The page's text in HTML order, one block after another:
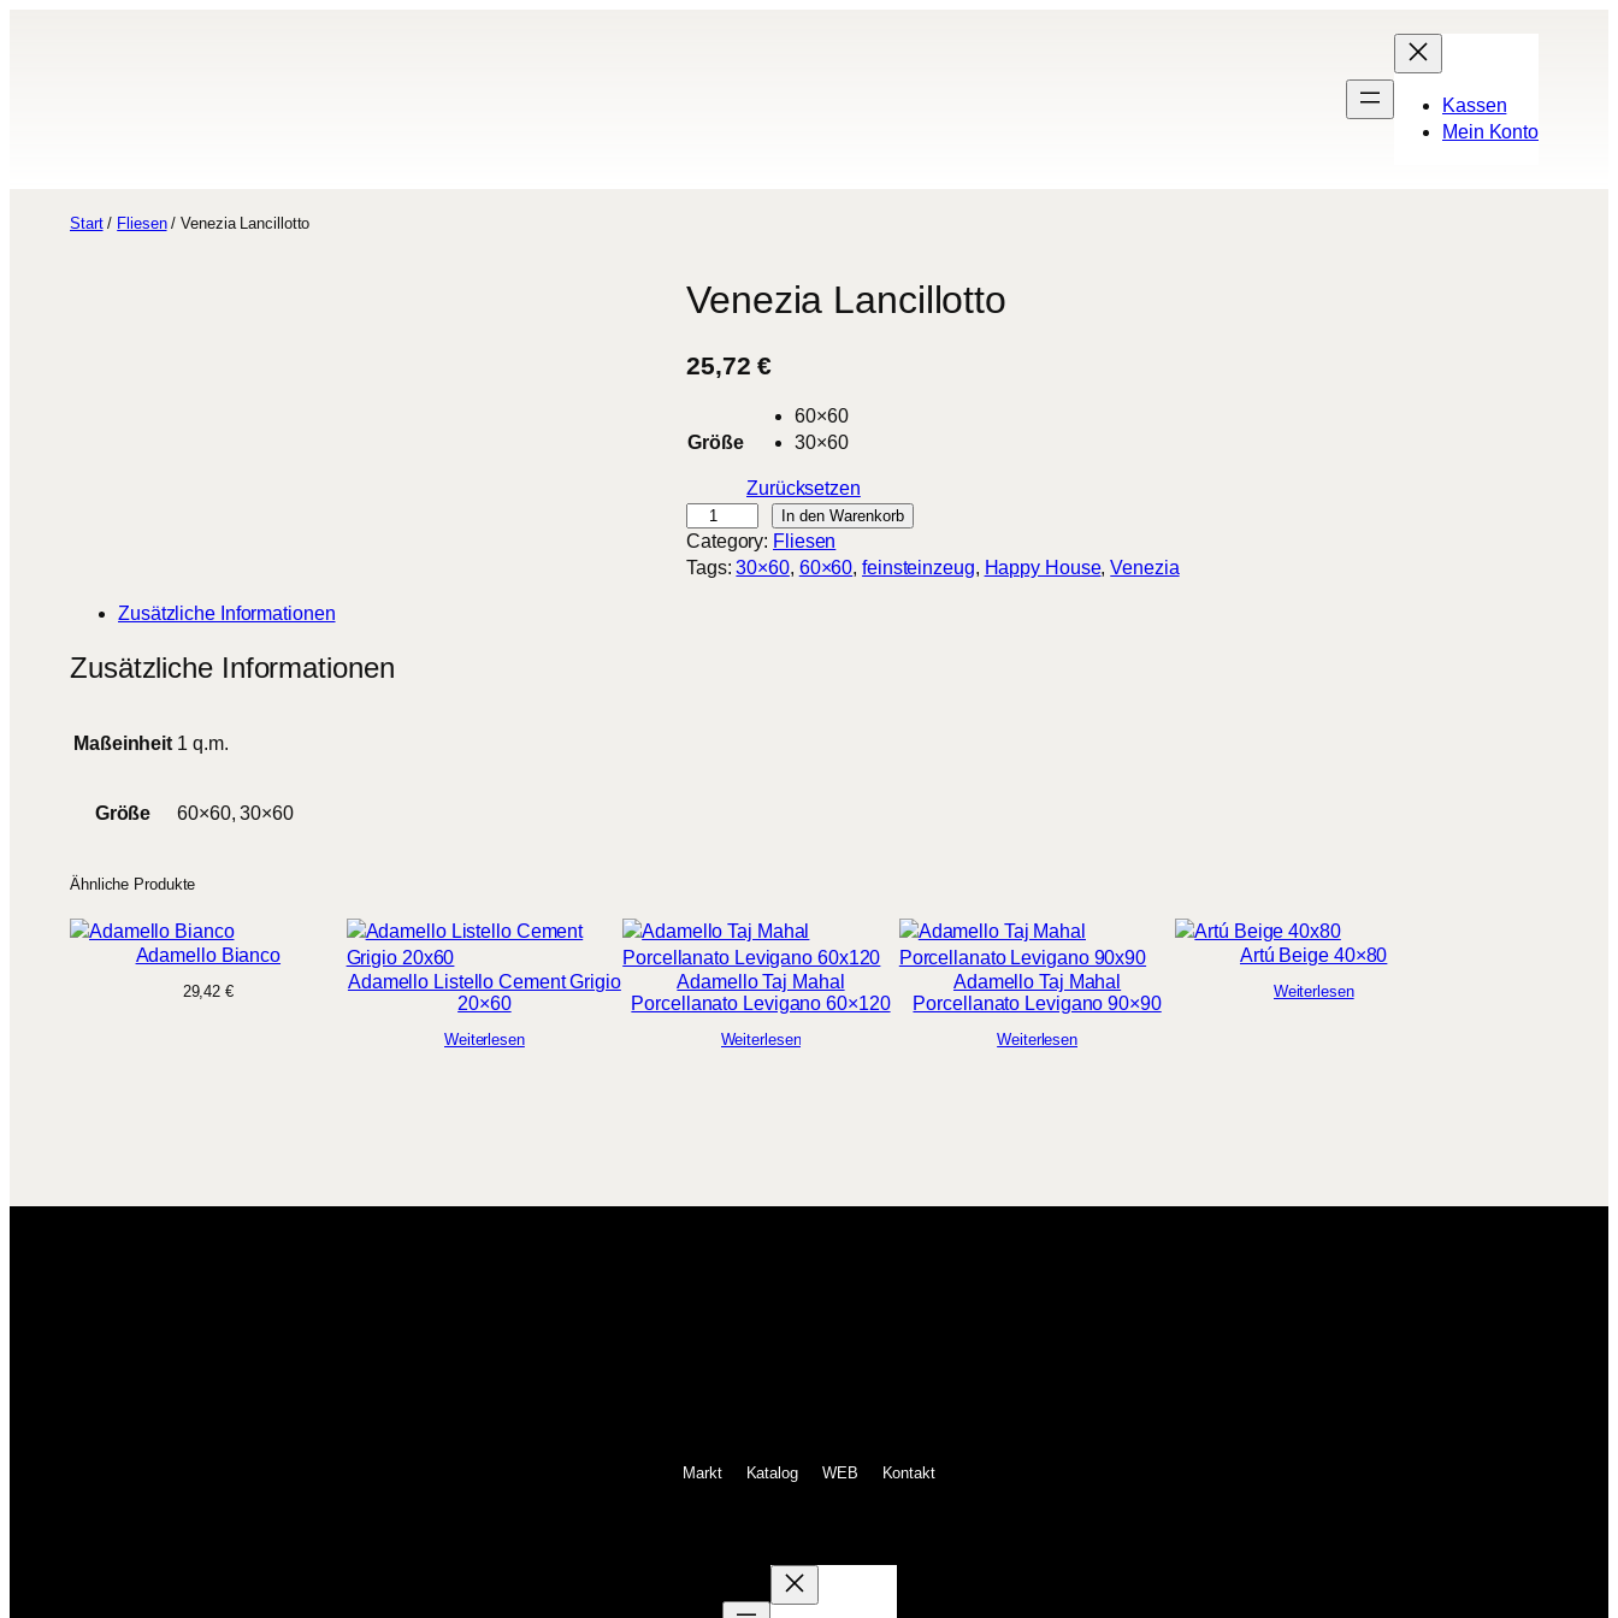
Kassen
Mein Konto
Start/ Fliesen/ Venezia Lancillotto
Venezia Lancillotto
25,72€
Größe
60×60
30×60
Zurücksetzen
e
n
t
o
M
e
In den Warenkorb
Category: Fliesen
Tags:30×60, 60×60, feinsteinzeug, Happy House, Venezia
Zusätzliche Informationen
Zusätzliche Informationen
Maßeinheit 1 q.m.
Größe 60×60, 30×60
Ähnliche Produkte
Adamello Bianco
29,42€
Adamello Listello Cement Grigio
20×60
Weiterlesen
Adamello Taj Mahal
Porcellanato Levigano 60×120
Weiterlesen
Adamello Taj Mahal
Porcellanato Levigano 90×90
Weiterlesen
Artú Beige 40×80
Weiterlesen
Markt Katalog WEB Kontakt